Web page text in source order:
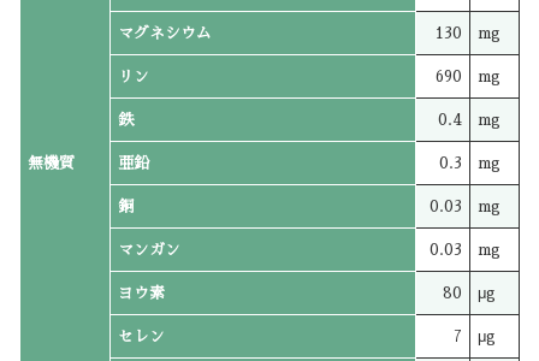
無機質
マグネシウム 130 mg
リン 690 mg
鉄 0.4 mg
亜鉛 0.3 mg
銅 0.03 mg
マンガン 0.03 mg
ヨウ素 80 μg
セレン 7 μg